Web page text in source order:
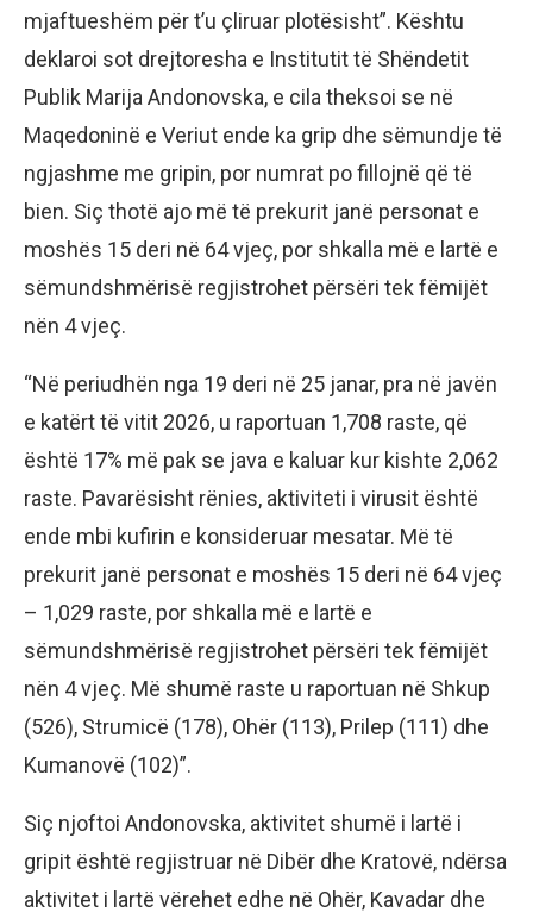
mjaftueshëm për t’u çliruar plotësisht”. Kështu
deklaroi sot drejtoresha e Institutit të Shëndetit
Publik Marija Andonovska, e cila theksoi se në
Maqedoninë e Veriut ende ka grip dhe sëmundje të
ngjashme me gripin, por numrat po fillojnë që të
bien. Siç thotë ajo më të prekurit janë personat e
moshës 15 deri në 64 vjeç, por shkalla më e lartë e
sëmundshmërisë regjistrohet përsëri tek fëmijët
nën 4 vjeç.
“Në periudhën nga 19 deri në 25 janar, pra në javën
e katërt të vitit 2026, u raportuan 1,708 raste, që
është 17% më pak se java e kaluar kur kishte 2,062
raste. Pavarësisht rënies, aktiviteti i virusit është
ende mbi kufirin e konsideruar mesatar. Më të
prekurit janë personat e moshës 15 deri në 64 vjeç
– 1,029 raste, por shkalla më e lartë e
sëmundshmërisë regjistrohet përsëri tek fëmijët
nën 4 vjeç. Më shumë raste u raportuan në Shkup
(526), ​​Strumicë (178), Ohër (113), Prilep (111) dhe
Kumanovë (102)”.
Siç njoftoi Andonovska, aktivitet shumë i lartë i
gripit është regjistruar në Dibër dhe Kratovë, ndërsa
aktivitet i lartë vërehet edhe në Ohër, Kavadar dhe